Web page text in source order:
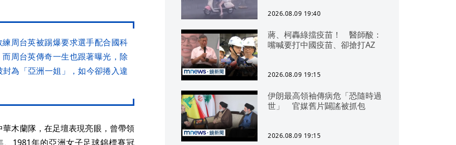
周台英被踢爆要求選手配合國科
周台英傳奇一生也跟著曝光，除
為「亞洲一姐」，如今卻捲入違
木蘭隊，在足壇表現亮眼，曾帶領
1981年的亞洲女子足球錦標賽冠
2026.08.09 19:40
蔣、柯轟綠擋疫苗！ 醫師酸：
嘴喊要打中國疫苗、卻搶打AZ
2026.08.09 19:15
伊朗最高領袖傳病危「恐隨時過
世」 官媒舊片闢謠被抓包
2026.08.09 19:15